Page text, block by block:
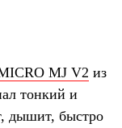
MJ V2 из
тонкий и
дышит, быстро